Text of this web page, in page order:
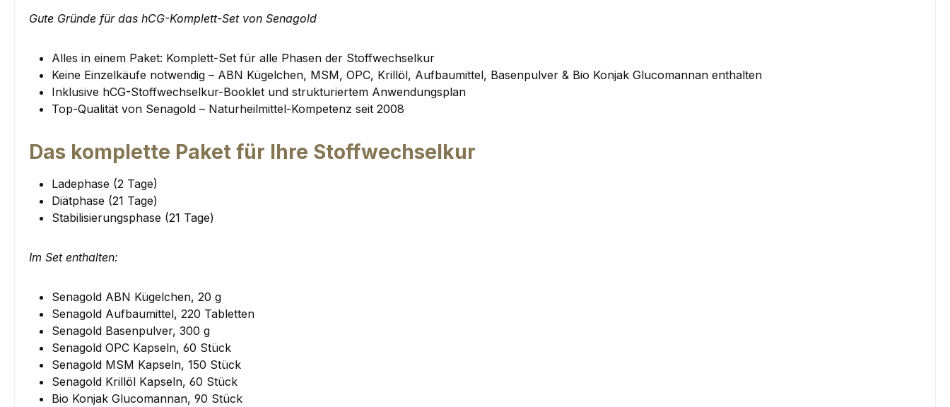
Gute Gründe für das hCG-Komplett-Set von Senagold
Alles in einem Paket: Komplett-Set für alle Phasen der Stoffwechselkur
Keine Einzelkäufe notwendig – ABN Kügelchen, MSM, OPC, Krillöl, Aufbaumittel, Basenpulver & Bio Konjak Glucomannan enthalten
Inklusive hCG-Stoffwechselkur-Booklet und strukturiertem Anwendungsplan
Top-Qualität von Senagold – Naturheilmittel-Kompetenz seit 2008
Das komplette Paket für Ihre Stoffwechselkur
Ladephase (2 Tage)
Diätphase (21 Tage)
Stabilisierungsphase (21 Tage)
Im Set enthalten:
Senagold ABN Kügelchen, 20 g
Senagold Aufbaumittel, 220 Tabletten
Senagold Basenpulver, 300 g
Senagold OPC Kapseln, 60 Stück
Senagold MSM Kapseln, 150 Stück
Senagold Krillöl Kapseln, 60 Stück
Bio Konjak Glucomannan, 90 Stück